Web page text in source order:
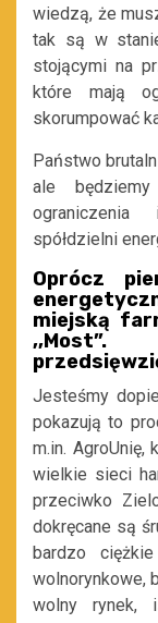
wiedzą, że
tak są w
stojącymi na
które mają
skorumpować
Państwo
ale
spółdzielni
Oprócz
miejską
Jesteśmy
pokazują to
m.in. AgroUnię,
wielkie sieci
przeciwko
dokręcane są
bardzo
wolnorynkowe,
wolny rynek,